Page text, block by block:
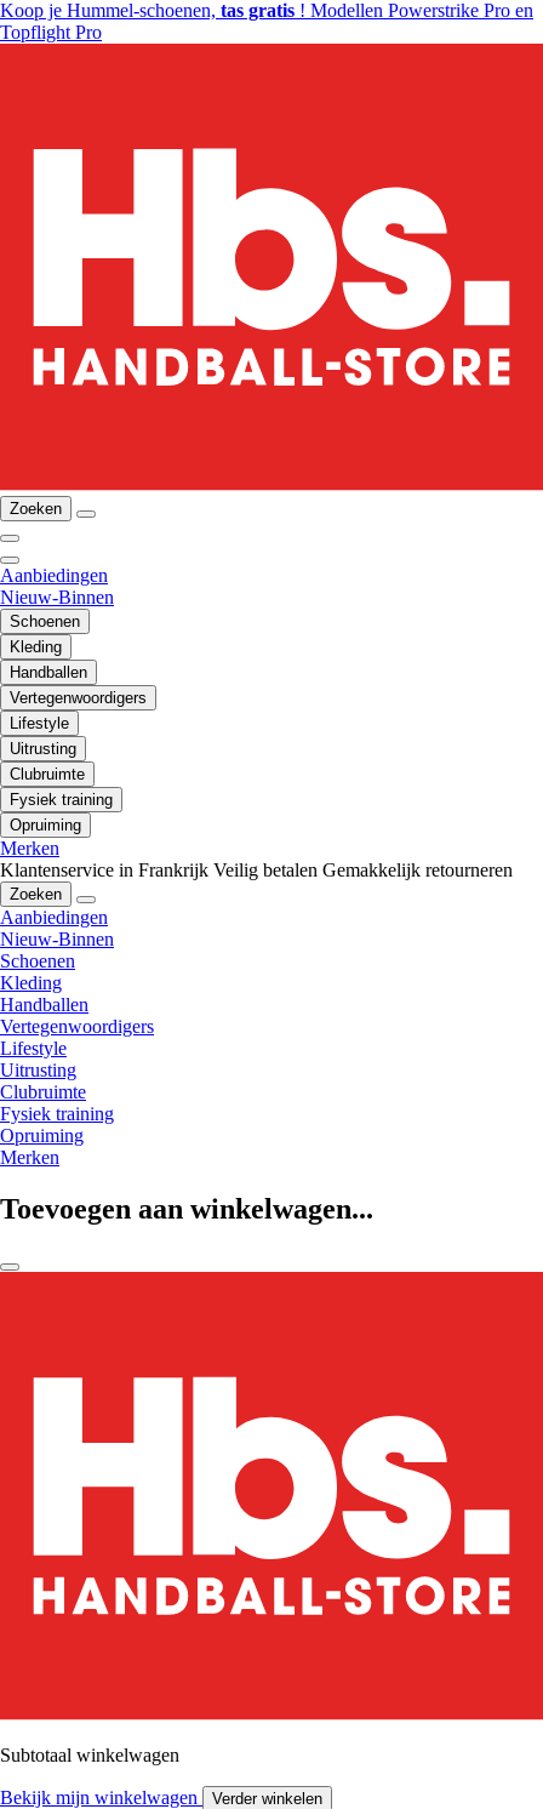
Koop je Hummel-schoenen, tas gratis ! Modellen Powerstrike Pro en
Topflight Pro
Zoeken
Aanbiedingen
Nieuw-Binnen
Schoenen
Kleding
Handballen
Vertegenwoordigers
Lifestyle
Uitrusting
Clubruimte
Fysiek training
Opruiming
Merken
Klantenservice in Frankrijk Veilig betalen Gemakkelijk retourneren
Zoeken
Aanbiedingen
Nieuw-Binnen
Schoenen
Kleding
Handballen
Vertegenwoordigers
Lifestyle
Uitrusting
Clubruimte
Fysiek training
Opruiming
Merken
Toevoegen aan winkelwagen...
Subtotaal winkelwagen
Bekijk mijn winkelwagen Verder winkelen